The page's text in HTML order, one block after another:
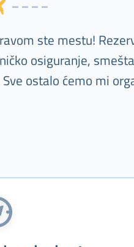
ste mestu!
osiguranje,
ostalo ćemo mi